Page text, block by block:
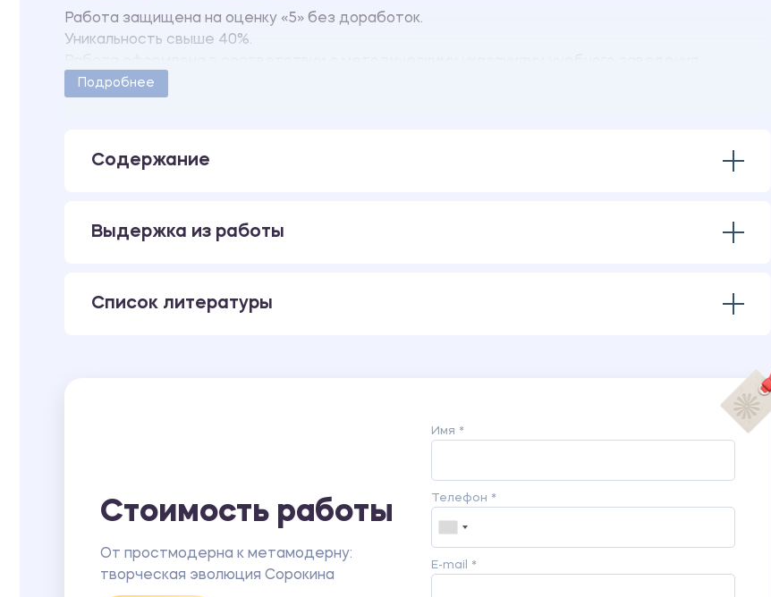
Работа защищена на оценку «5» без доработок.
Уникальность свыше 40%.
Количество страниц - 32.
Подробнее
Содержание
Выдержка из работы
Список литературы
Стоимость работы
От простмодерна к метамодерну:
творческая эволюция Сорокина
Имя *
Телефон *
E-mail *